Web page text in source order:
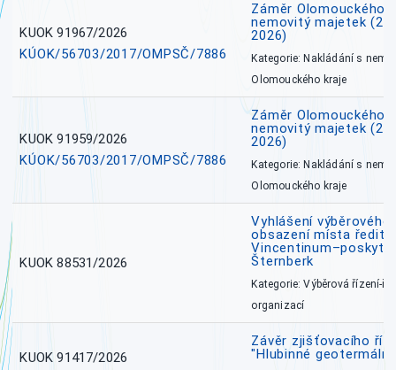
KUOK 91967/2026
KÚOK/56703/2017/OMPSČ/7886
Záměr Olomouckého
nemovitý majetek
2026)
Kategorie: Nakládání s
Olomouckého kraje
KUOK 91959/2026
KÚOK/56703/2017/OMPSČ/7886
Záměr Olomouckého
nemovitý majetek
2026)
Kategorie: Nakládání s
Olomouckého kraje
KUOK 88531/2026
Vyhlášení výběrového
obsazení místa
Šternberk
Kategorie: Výběrová řízení-
organizací
KUOK 91417/2026
Závěr zjišťovacího
"Hlubinné